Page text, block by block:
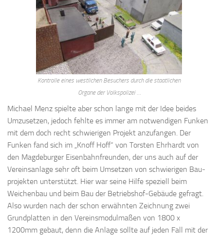
Kontrolle eines westlichen Besuchers durch die staatlichen
Organe der Volkspolizei …
Michael Menz spielte aber schon lange mit der Idee beides
Umzu­setzen, jedoch fehlte es immer am not­wendigen Funken
mit dem doch recht schwierigen Projekt anzu­fangen. Der
Funken fand sich im „Knoff Hoff“ von Torsten Ehrhardt von
den Magdeburger Eisen­bahn­freunden, der uns auch auf der
Vereinsanlage sehr oft beim Um­setzen von schwierigen Bau­
pro­jekten unter­stützt. Hier war seine Hilfe speziell beim
Weichen­bau und beim Bau der Betriebshof-Gebäude gefragt.
Also wurden nach der schon er­wähnten Zeichnung zwei
Grund­platten in den Vereins­modul­maßen von 1800 x
1200mm gebaut, denn die Anlage sollte auf jeden Fall mit der